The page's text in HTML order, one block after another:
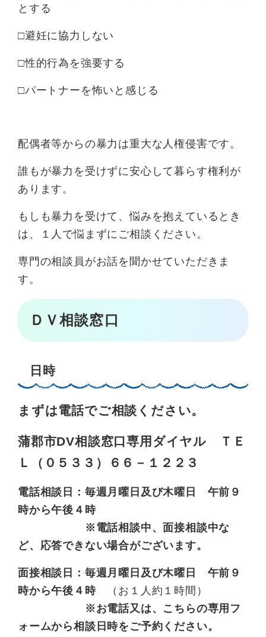
とする
□避妊に協力しない
□性的行為を強要する
□パートナーを怖いと感じる
配偶者等からの暴力は重大な人権侵害です。
誰もが暴力を受けずに安心して暮らす権利が
あります。
もしも暴力を受けて、悩みを抱えているとき
は、１人で悩まずにご相談ください。
専門の相談員がお話を聞かせていただきま
す。
ＤＶ相談窓口
日時
まずは電話でご相談ください。
蒲郡市DV相談窓口専用ダイヤル ＴＥ
Ｌ（０５３３）６６－１２２３
電話相談日：毎週月曜日及び木曜日 午前９
時から午後４時
※電話相談中、面接相談中な
ど、応答できない場合がございます。
面接相談日：毎週月曜日及び木曜日 午前９
時から午後４時
（お１人約１時間）
※お電話又は、こちらの専用フ
ォームから相談日時をご予約ください。